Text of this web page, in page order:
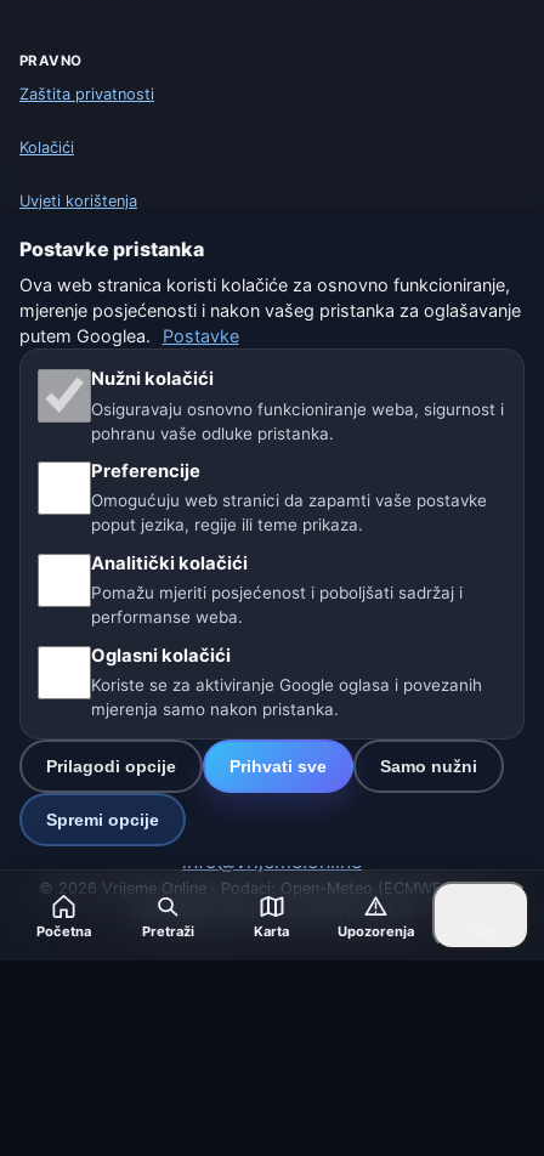
PRAVNO
Zaštita privatnosti
Kolačići
Uvjeti korištenja
Isključenje odgovornosti
Pomažemo životinjama
Sitemap
Postavke
Naše vremenske stranice:
🇨🇿 Češka 🇭🇷 Hrvatska
🇩🇪🇦🇹🇨🇭 Njemačka / Austrija / Švicarska
🌎 Latinska Amerika i Španjolska
🇮🇳 Južna i jugoistočna Azija
🌍 Međunarodna vremenska mreža
Operater: Spolek Minizoo.cz z.s. | IČO: 21135550 |
info@vrijeme.online
© 2026 Vrijeme Online · Podaci: Open-Meteo (ECMWF, ICON) ·
OpenWeatherMap · Upozorenja: DHMZ
Početna Pretraži Karta Upozorenja
Postavke pristanka
Ova web stranica koristi kolačiće za osnovno funkcioniranje,
mjerenje posjećenosti i nakon vašeg pristanka za oglašavanje
putem Googlea.
Postavke
Nužni kolačići
Osiguravaju osnovno funkcioniranje weba, sigurnost i
pohranu vaše odluke pristanka.
Preferencije
Omogućuju web stranici da zapamti vaše postavke
poput jezika, regije ili teme prikaza.
Analitički kolačići
Pomažu mjeriti posjećenost i poboljšati sadržaj i
performanse weba.
Oglasni kolačići
Koriste se za aktiviranje Google oglasa i povezanih
mjerenja samo nakon pristanka.
Prilagodi opcije Prihvati sve Samo nužni
Spremi opcije